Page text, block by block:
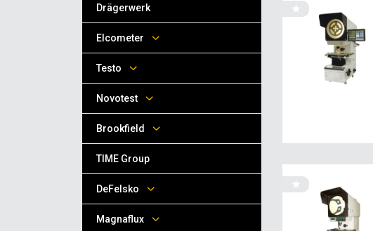
Drägerwerk
Elcometer
Testo
Novotest
Brookfield
TIME Group
DeFelsko
Magnaflux